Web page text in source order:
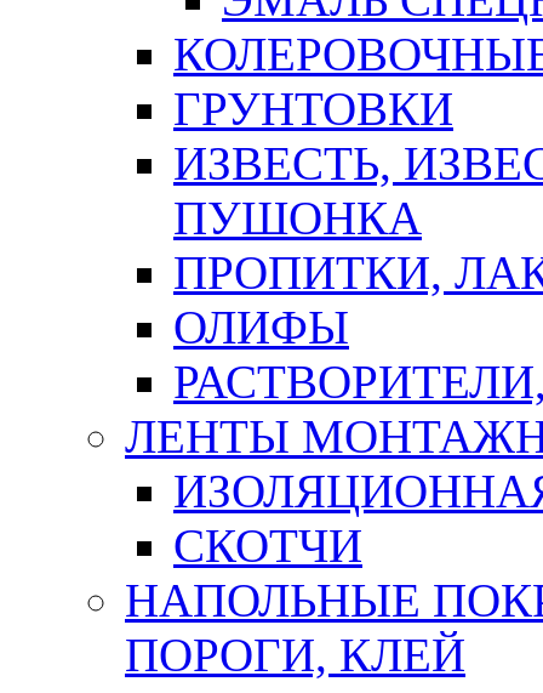
ГРУНТОВКИ
ИЗВЕСТЬ,
ПУШОНКА
ПРОПИТКИ,
ОЛИФЫ
ЛЕНТЫ
СКОТЧИ
НАПОЛЬНЫЕ
ПОРОГИ, КЛЕЙ